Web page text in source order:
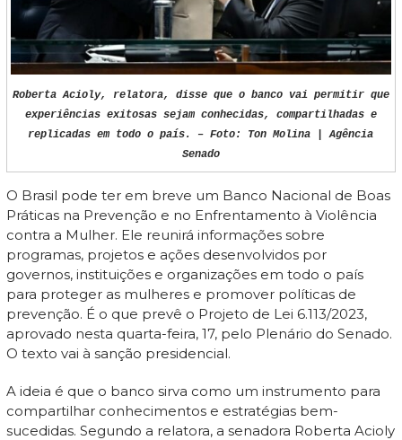
Roberta Acioly, relatora, disse que o banco vai permitir que
experiências exitosas sejam conhecidas, compartilhadas e
replicadas em todo o país. – Foto: Ton Molina | Agência
Senado
O Brasil pode ter em breve um Banco Nacional de Boas
Práticas na Prevenção e no Enfrentamento à Violência
contra a Mulher. Ele reunirá informações sobre
programas, projetos e ações desenvolvidos por
governos, instituições e organizações em todo o país
para proteger as mulheres e promover políticas de
prevenção. É o que prevê o Projeto de Lei 6.113/2023,
aprovado nesta quarta-feira, 17, pelo Plenário do Senado.
O texto vai à sanção presidencial.
A ideia é que o banco sirva como um instrumento para
compartilhar conhecimentos e estratégias bem-
sucedidas. Segundo a relatora, a senadora Roberta Acioly